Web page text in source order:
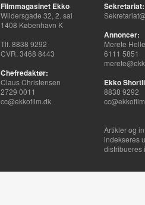
Filmmagasinet Ekko
Wildersgade 32, 2. sal
1408 København K
Tlf. 8838 9292
CVR. 3468 8443
Chefredaktør:
Claus Christensen
2729 0011
cc@ekkofilm.dk
Sekretariat:
Annoncer:
Merete
6111 5851
Ekko
8838 9292
Artikler og
indekseres
distribueres